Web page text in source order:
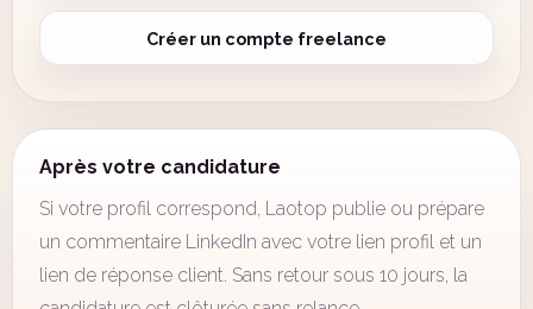
Créer un compte freelance
Après votre candidature
Si votre profil correspond, Laotop publie ou prépare
un commentaire LinkedIn avec votre lien profil et un
lien de réponse client. Sans retour sous 10 jours, la